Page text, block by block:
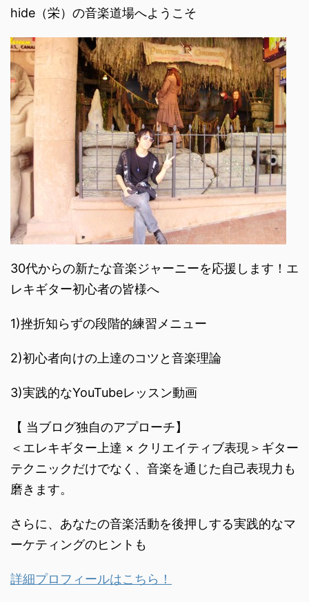
hide（栄）の音楽道場へようこそ
30代からの新たな音楽ジャーニーを応援します！エ
レキギター初心者の皆様へ
1)挫折知らずの段階的練習メニュー
2)初心者向けの上達のコツと音楽理論
3)実践的なYouTubeレッスン動画
【 当ブログ独自のアプローチ】
＜エレキギター上達 × クリエイティブ表現＞ギター
テクニックだけでなく、音楽を通じた自己表現力も
磨きます。
さらに、あなたの音楽活動を後押しする実践的なマ
ーケティングのヒントも
詳細プロフィールはこちら！